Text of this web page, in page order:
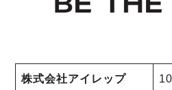
株式会社アイレップ